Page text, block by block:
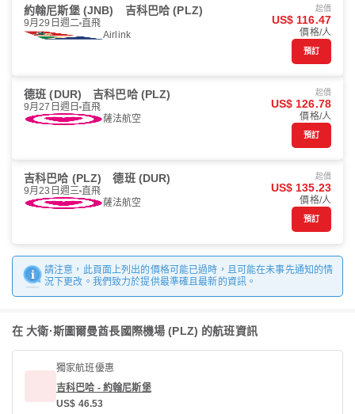
約翰尼斯堡 (JNB) 吉科巴哈 (PLZ)
9月29日週二 直飛
Airlink
起價
US$ 116.47
價格/人
預訂
德班 (DUR) 吉科巴哈 (PLZ)
9月27日週日 直飛
薩法航空
起價
US$ 126.78
價格/人
預訂
吉科巴哈 (PLZ) 德班 (DUR)
9月23日週三 直飛
薩法航空
起價
US$ 135.23
價格/人
預訂
請注意，此頁面上列出的價格可能已過時，且可能在未事先通知的情
況下更改。我們致力於提供最準確且最新的資訊。
在 大衛·斯圖爾曼酋長國際機場 (PLZ) 的航班資訊
獨家航班優惠
吉科巴哈 - 約翰尼斯堡
US$ 46.53